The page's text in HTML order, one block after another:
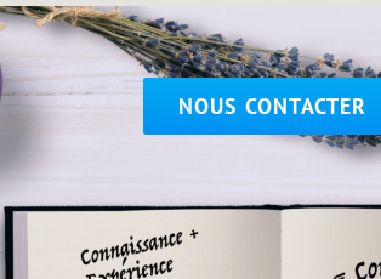
NOUS CONTACTER